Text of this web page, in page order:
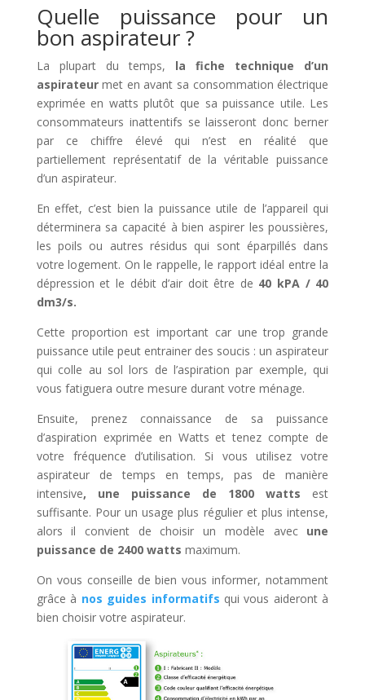
Quelle puissance pour un
bon aspirateur ?
La plupart du temps, la fiche technique d’un
aspirateurmet en avant sa consommation électrique
exprimée en watts plutôt que sa puissance utile. Les
consommateurs inattentifs se laisseront donc berner
par ce chiffre élevé qui n’est en réalité que
partiellement représentatif de la véritable puissance
d’un aspirateur.
En effet, c’est bien la puissance utile de l’appareil qui
déterminera sa capacité à bien aspirer les poussières,
les poils ou autres résidus qui sont éparpillés dans
votre logement. On le rappelle, le rapport idéal entre la
dépression et le débit d’air doit être de 40 kPA / 40
dm3/s.
Cette proportion est important car une trop grande
puissance utile peut entrainer des soucis : un aspirateur
qui colle au sol lors de l’aspiration par exemple, qui
vous fatiguera outre mesure durant votre ménage.
Ensuite, prenez connaissance de sa puissance
d’aspiration exprimée en Watts et tenez compte de
votre fréquence d’utilisation. Si vous utilisez votre
aspirateur de temps en temps, pas de manière
intensive, une puissance de 1800 watts est
suffisante. Pour un usage plus régulier et plus intense,
alors il convient de choisir un modèle avec une
puissance de 2400 watts maximum.
On vous conseille de bien vous informer, notamment
grâce à nos guides informatifs qui vous aideront à
bien choisir votre aspirateur.